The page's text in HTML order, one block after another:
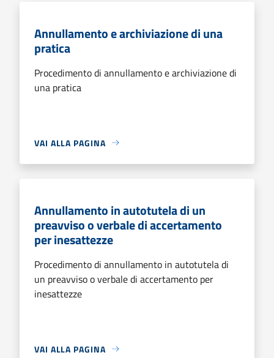
Annullamento e archiviazione di una
pratica
Procedimento di annullamento e archiviazione di
una pratica
VAI ALLA PAGINA
Annullamento in autotutela di un
preavviso o verbale di accertamento
per inesattezze
Procedimento di annullamento in autotutela di
un preavviso o verbale di accertamento per
inesattezze
VAI ALLA PAGINA